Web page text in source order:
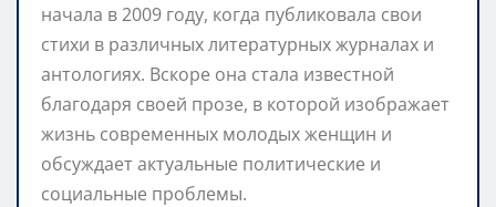
начала в 2009 году, когда публиковала свои
стихи в различных литературных журналах и
антологиях. Вскоре она стала известной
благодаря своей прозе, в которой изображает
жизнь современных молодых женщин и
обсуждает актуальные политические и
социальные проблемы.